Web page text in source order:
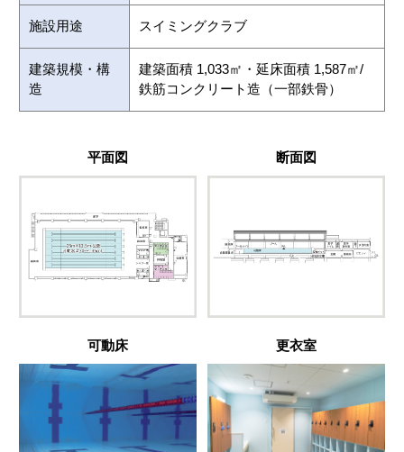
施設用途 スイミングクラブ
建築規模・構
造
建築面積 1,033㎡・延床面積 1,587㎡/
鉄筋コンクリート造（一部鉄骨）
平面図 断面図
可動床 更衣室